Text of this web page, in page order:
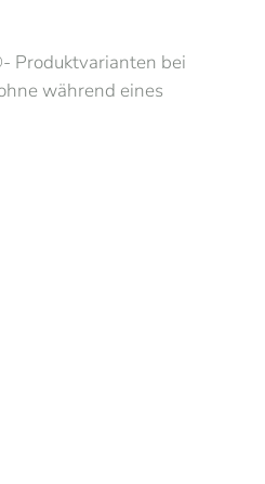
Produktvarianten bei
während eines